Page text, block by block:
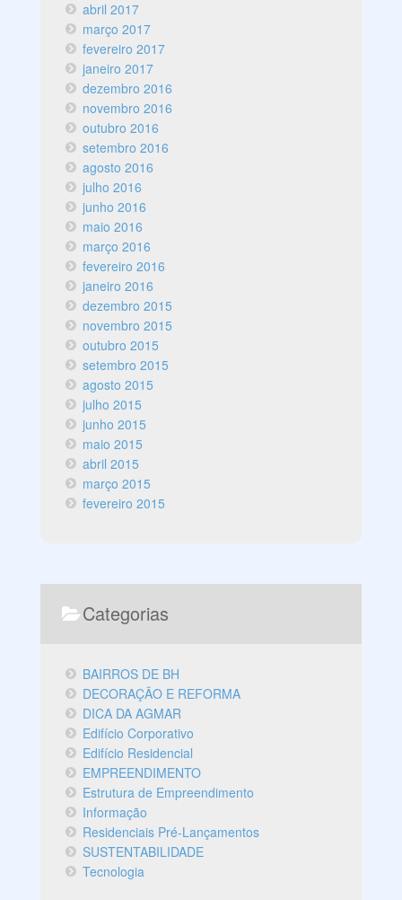
abril 2017
março 2017
fevereiro 2017
janeiro 2017
dezembro 2016
novembro 2016
outubro 2016
setembro 2016
agosto 2016
julho 2016
junho 2016
maio 2016
março 2016
fevereiro 2016
janeiro 2016
dezembro 2015
novembro 2015
outubro 2015
setembro 2015
agosto 2015
julho 2015
junho 2015
maio 2015
abril 2015
março 2015
fevereiro 2015
Categorias
BAIRROS DE BH
DECORAÇÃO E REFORMA
DICA DA AGMAR
Edifício Corporativo
Edifício Residencial
EMPREENDIMENTO
Estrutura de Empreendimento
Informação
Residenciais Pré-Lançamentos
SUSTENTABILIDADE
Tecnologia